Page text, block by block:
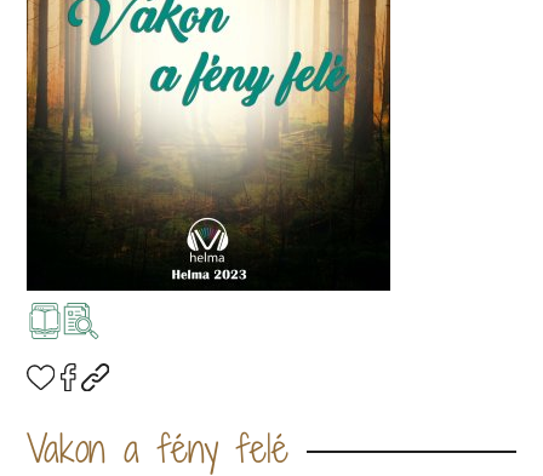
Vakon a fény felé